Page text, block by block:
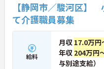
【静岡市／駿河区】
て介護職員募集
給料
月収 17.0万円
年収 204万円
与別途支給）